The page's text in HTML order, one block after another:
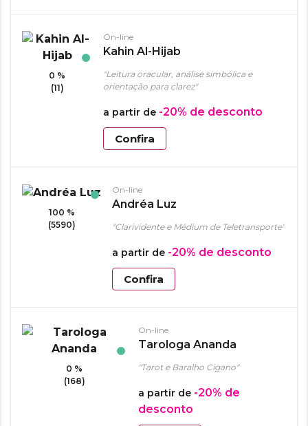
0 %
(11)
On-line
Kahin Al-Hijab
"Leitura oracular, análise simbólica e
orientação para clarez"
a partir de -20% de desconto
Confira
100 %
(5590)
On-line
Andréa Luz
"Clarividente e Médium de Teletransporte"
a partir de -20% de desconto
Confira
0 %
(168)
On-line
Tarologa Ananda
"Tarot e Baralho Cigano"
a partir de -20% de
desconto